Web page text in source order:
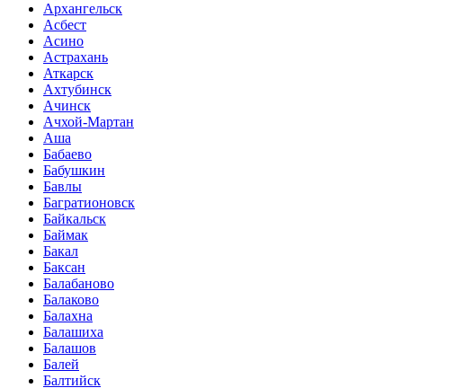
Архангельск
Асбест
Асино
Астрахань
Аткарск
Ахтубинск
Ачинск
Ачхой-Мартан
Аша
Бабаево
Бабушкин
Бавлы
Багратионовск
Байкальск
Баймак
Бакал
Баксан
Балабаново
Балаково
Балахна
Балашиха
Балашов
Балей
Балтийск